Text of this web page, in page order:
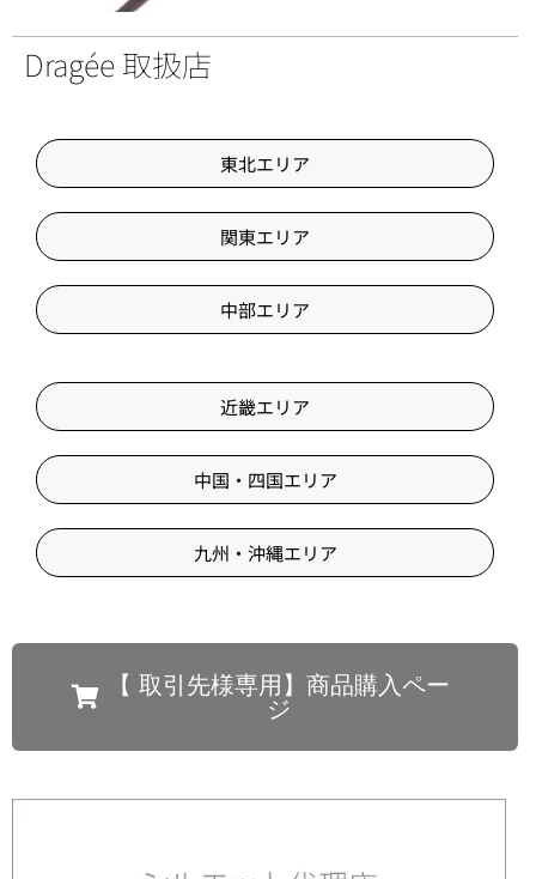
Dragée 取扱店
東北エリア
関東エリア
中部エリア
近畿エリア
中国・四国エリア
九州・沖縄エリア
【 取引先様専用】商品購入ペー
ジ